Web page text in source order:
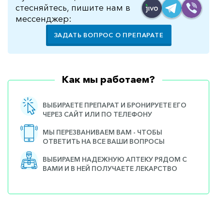
стесняйтесь, пишите нам в
мессенджер:
ЗАДАТЬ ВОПРОС О ПРЕПАРАТЕ
Как мы работаем?
ВЫБИРАЕТЕ ПРЕПАРАТ И БРОНИРУЕТЕ ЕГО
ЧЕРЕЗ САЙТ ИЛИ ПО ТЕЛЕФОНУ
МЫ ПЕРЕЗВАНИВАЕМ ВАМ - ЧТОБЫ
ОТВЕТИТЬ НА ВСЕ ВАШИ ВОПРОСЫ
ВЫБИРАЕМ НАДЕЖНУЮ АПТЕКУ РЯДОМ С
ВАМИ И В НЕЙ ПОЛУЧАЕТЕ ЛЕКАРСТВО